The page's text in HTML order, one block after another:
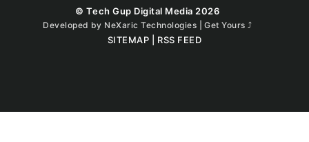
© Tech Gup Digital Media 2026
Developed by NeXaric Technologies | Get Yours ⤴︎
SITEMAP RSS FEED